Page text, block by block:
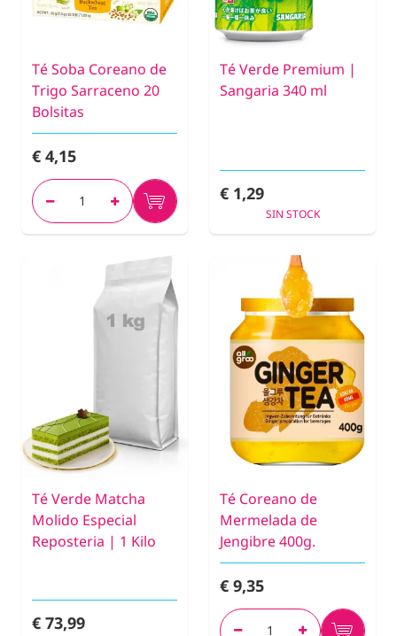
Té Soba Coreano de
Trigo Sarraceno 20
Bolsitas
€ 4,15
Té Verde Premium |
Sangaria 340 ml
€ 1,29
SIN STOCK
Té Verde Matcha
Molido Especial
Reposteria | 1 Kilo
€ 73,99
Té Coreano de
Mermelada de
Jengibre 400g.
€ 9,35